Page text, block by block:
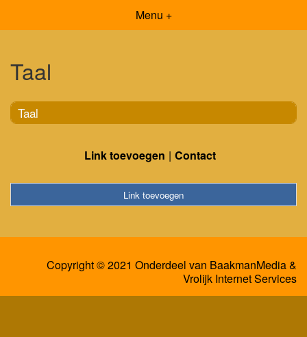
Menu +
Taal
Taal
Link toevoegen Contact
Link toevoegen
Copyright © 2021 Onderdeel van BaakmanMedia&
Vrolijk Internet Services